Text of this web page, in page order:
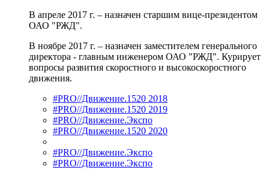
В апреле 2017 г. – назначен старшим вице-президентом
ОАО "РЖД".
В ноябре 2017 г. – назначен заместителем генерального
директора - главным инженером ОАО "РЖД". Курирует
вопросы развития скоростного и высокоскоростного
движения.
#PRO//Движение.1520 2018
#PRO//Движение.1520 2019
#PRO//Движение.Экспо
#PRO//Движение.1520 2020
#PRO//Движение.Экспо
#PRO//Движение.Экспо